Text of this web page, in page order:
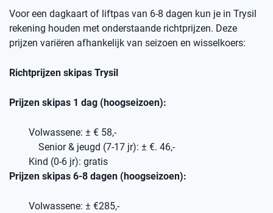
Voor een dagkaart of liftpas van 6-8 dagen kun je in Trysil
rekening houden met onderstaande richtprijzen. Deze
prijzen variëren afhankelijk van seizoen en wisselkoers:
Richtprijzen skipas Trysil
Prijzen skipas 1 dag (hoogseizoen):
Volwassene: ± € 58,-
Senior & jeugd (7-17 jr): ± €. 46,-
Kind (0-6 jr): gratis
Prijzen skipas 6-8 dagen (hoogseizoen):
Volwassene: ± €285,-